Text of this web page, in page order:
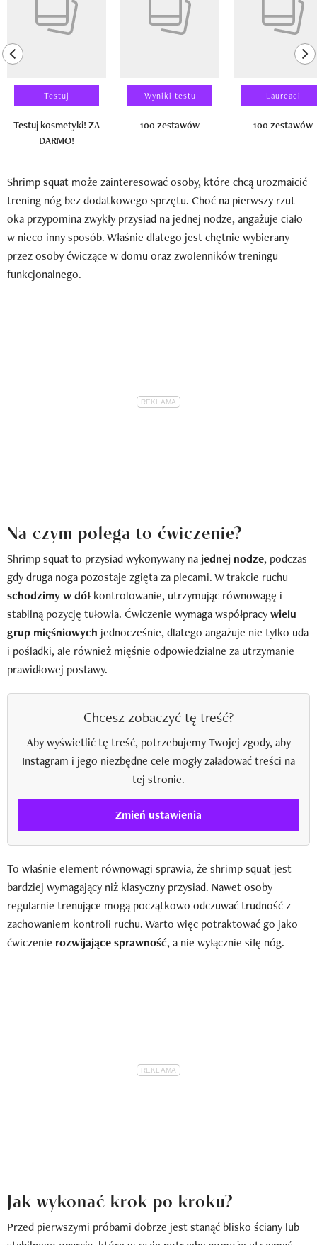
previous element
Testuj
Testuj kosmetyki! ZA
DARMO!
Wyniki testu
100 zestawów
Laureaci
100 zestawów
Shrimp squat może zainteresować osoby, które chcą urozmaicić
trening nóg bez dodatkowego sprzętu. Choć na pierwszy rzut
oka przypomina zwykły przysiad na jednej nodze, angażuje ciało
w nieco inny sposób. Właśnie dlatego jest chętnie wybierany
przez osoby ćwiczące w domu oraz zwolenników treningu
funkcjonalnego.
Na czym polega to ćwiczenie?
Shrimp squat to przysiad wykonywany na jednej nodze, podczas
gdy druga noga pozostaje zgięta za plecami. W trakcie ruchu
schodzimy w dół kontrolowanie, utrzymując równowagę i
stabilną pozycję tułowia. Ćwiczenie wymaga współpracywielu
grup mięśniowych jednocześnie, dlatego angażuje nie tylko uda
i pośladki, ale również mięśnie odpowiedzialne za utrzymanie
prawidłowej postawy.
Chcesz zobaczyć tę treść?
Aby wyświetlić tę treść, potrzebujemy Twojej zgody, aby
Instagram i jego niezbędne cele mogły załadować treści na
tej stronie.
Zmień ustawienia
To właśnie element równowagi sprawia, że shrimp squat jest
bardziej wymagający niż klasyczny przysiad. Nawet osoby
regularnie trenujące mogą początkowo odczuwać trudność z
zachowaniem kontroli ruchu. Warto więc potraktować go jako
ćwiczenie rozwijające sprawność, a nie wyłącznie siłę nóg.
Jak wykonać krok po kroku?
Przed pierwszymi próbami dobrze jest stanąć blisko ściany lub